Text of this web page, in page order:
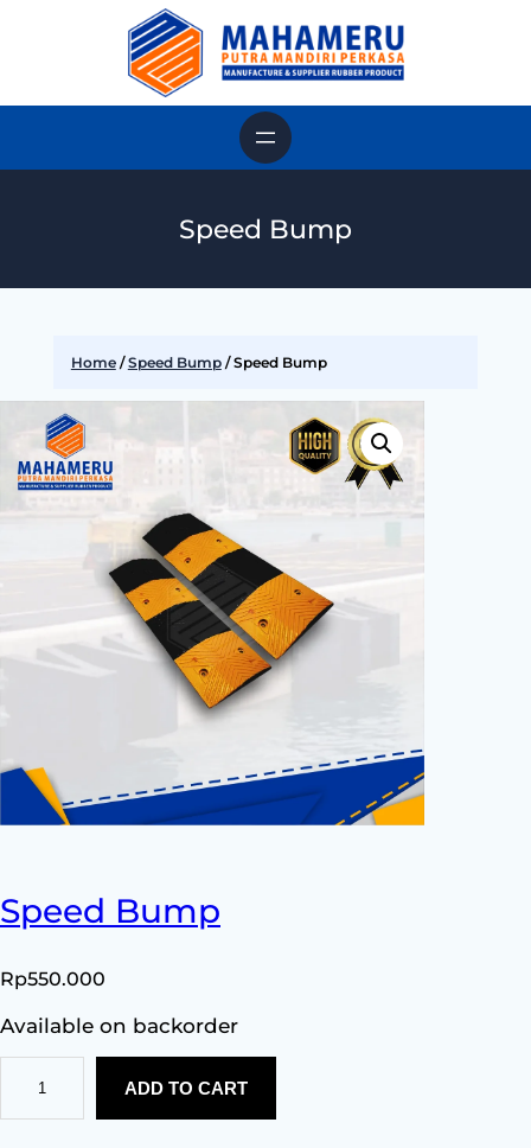
Speed Bump
Home/Speed Bump/ Speed Bump
Speed Bump
Rp550.000
Available on backorder
e
ADD TO CART